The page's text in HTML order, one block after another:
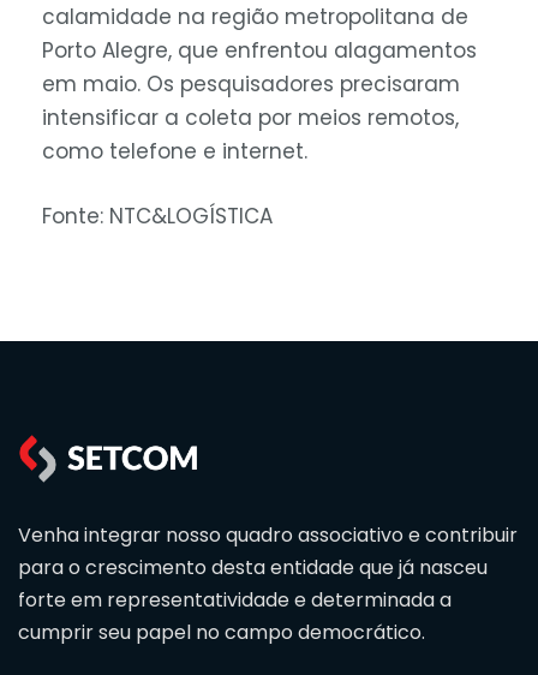
calamidade na região metropolitana de
Porto Alegre, que enfrentou alagamentos
em maio. Os pesquisadores precisaram
intensificar a coleta por meios remotos,
como telefone e internet.
Fonte: NTC&LOGÍSTICA
Venha integrar nosso quadro associativo e contribuir
para o crescimento desta entidade que já nasceu
forte em representatividade e determinada a
cumprir seu papel no campo democrático.